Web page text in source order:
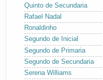
Quinto de Secundaria
Rafael Nadal
Ronaldinho
Segundo de Inicial
Segundo de Primaria
Segundo de Secundaria
Serena Williams